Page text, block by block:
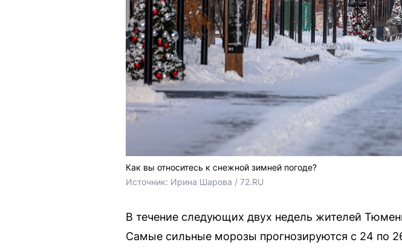
Как вы относитесь к снежной зимней погоде?
Источник: Ирина Шарова / 72.RU
В течение следующих двух недель жителей
Самые сильные морозы прогнозируются с 24 по